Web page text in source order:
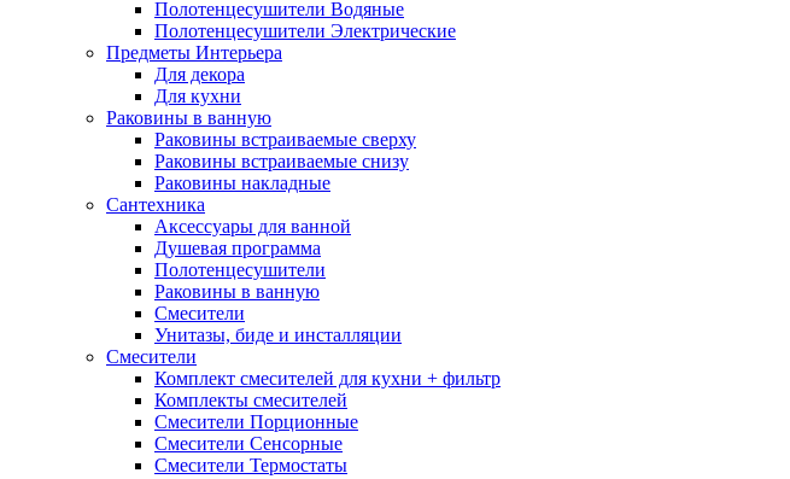
Полотенцесушители Водяные
Полотенцесушители Электрические
Предметы Интерьера
Для декора
Для кухни
Раковины в ванную
Раковины встраиваемые сверху
Раковины встраиваемые снизу
Раковины накладные
Сантехника
Аксессуары для ванной
Душевая программа
Полотенцесушители
Раковины в ванную
Смесители
Унитазы, биде и инсталляции
Смесители
Комплект смесителей для кухни + фильтр
Комплекты смесителей
Смесители Порционные
Смесители Сенсорные
Смесители Термостаты